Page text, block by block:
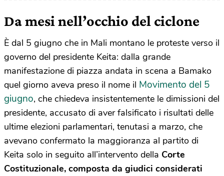
Da mesi nell’occhio del ciclone
È dal 5 giugno che in Mali montano le proteste verso il
governo del presidente Keita: dalla grande
manifestazione di piazza andata in scena a Bamako
quel giorno aveva preso il nome il Movimento del 5
giugno, che chiedeva insistentemente le dimissioni del
presidente, accusato di aver falsificato i risultati delle
ultime elezioni parlamentari, tenutasi a marzo, che
avevano confermato la maggioranza al partito di
Keita solo in seguito all’intervento della Corte
Costituzionale, composta da giudici considerati